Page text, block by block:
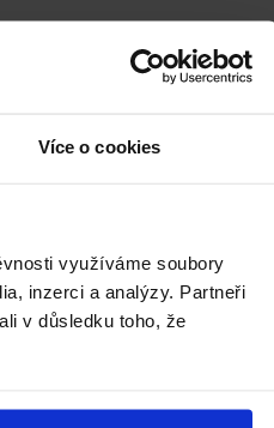
Více o cookies
využíváme soubory
inzerci a analýzy. Partneři
v důsledku toho, že
volitelně rozšiřitelné sběrnice
USB a LAN 10/100/1000M